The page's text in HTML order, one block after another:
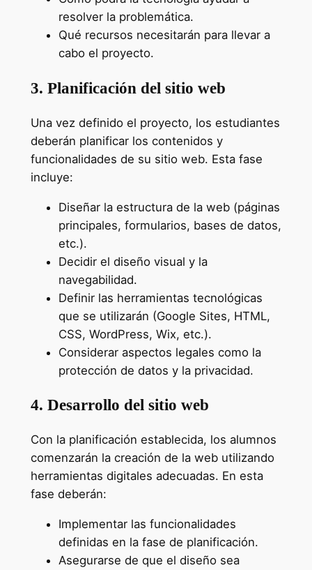
resolver la problemática.
Qué recursos necesitarán para llevar a
cabo el proyecto.
3. Planificación del sitio web
Una vez definido el proyecto, los estudiantes
deberán planificar los contenidos y
funcionalidades de su sitio web. Esta fase
incluye:
Diseñar la estructura de la web (páginas
principales, formularios, bases de datos,
etc.).
Decidir el diseño visual y la
navegabilidad.
Definir las herramientas tecnológicas
que se utilizarán (Google Sites, HTML,
CSS, WordPress, Wix, etc.).
Considerar aspectos legales como la
protección de datos y la privacidad.
4. Desarrollo del sitio web
Con la planificación establecida, los alumnos
comenzarán la creación de la web utilizando
herramientas digitales adecuadas. En esta
fase deberán:
Implementar las funcionalidades
definidas en la fase de planificación.
Asegurarse de que el diseño sea